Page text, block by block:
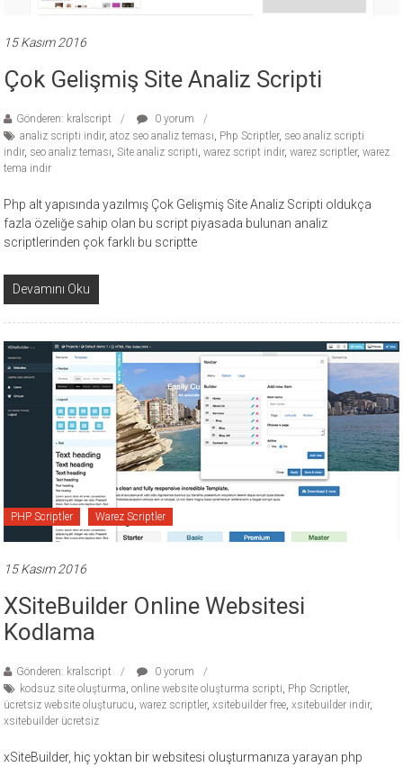
15 Kasım 2016
Çok Gelişmiş Site Analiz Scripti
Gönderen: kralscript
0 yorum
analiz scripti indir,atoz seo analiz teması Php Scriptler, seo analiz scripti
indir, seo analiz teması ,Site analiz scripti ,warez script indir,warez scriptler,warez
tema indir
Php alt yapısında yazılmış Çok Gelişmiş Site Analiz Scripti oldukça
fazla özeliğe sahip olan bu script piyasada bulunan analiz
scriptlerinden çok farklı bu scriptte
Devamını Oku
PHP Scriptler Warez Scriptler
15 Kasım 2016
XSiteBuilder Online Websitesi
Kodlama
Gönderen: kralscript
0 yorum
kodsuz site oluşturma,online website oluşturma scripti, Php Scriptler,
ücretsiz website oluşturucu,warez scriptler,xsitebuilder free,xsitebuilder indir,
xsitebuilder ücretsiz
xSiteBuilder, hiç yoktan bir websitesi oluşturmanıza yarayan php